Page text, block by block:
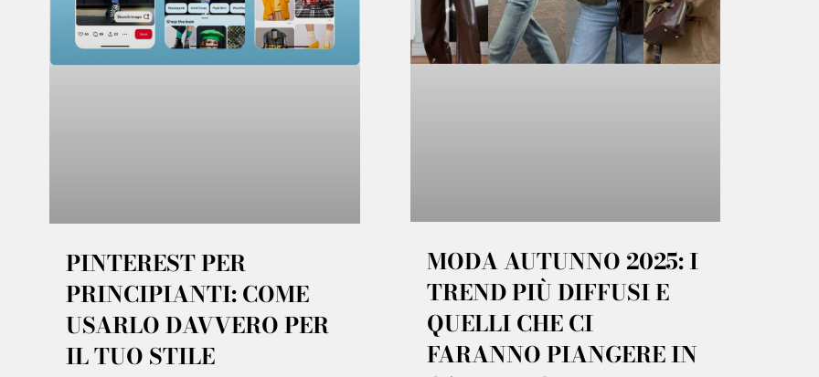
PINTEREST PER
PRINCIPIANTI: COME
USARLO DAVVERO PER
IL TUO STILE
MODA AUTUNNO 2025: I
TREND PIÙ DIFFUSI E
QUELLI CHE CI
FARANNO PIANGERE IN